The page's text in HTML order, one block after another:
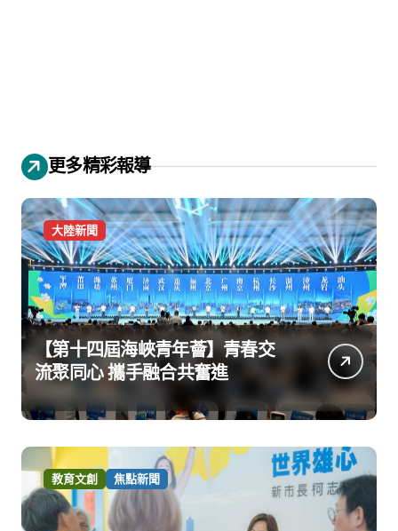
更多精彩報導
大陸新聞
【第十四屆海峽青年薈】青春交
流聚同心 攜手融合共奮進
教育文創 焦點新聞